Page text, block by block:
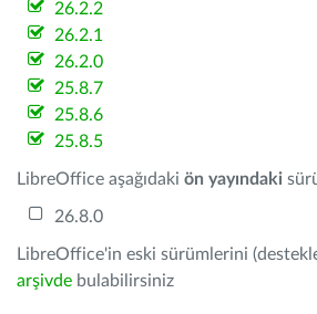
26.2.2
26.2.1
26.2.0
25.8.7
25.8.6
25.8.5
LibreOffice aşağıdaki ön yayındaki
26.8.0
LibreOffice'in eski sürümlerini
arşivde bulabilirsiniz